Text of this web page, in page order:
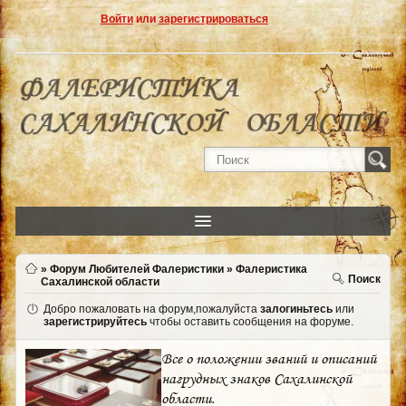
Войтиили зарегистрироваться
» Форум Любителей Фалеристики» Фалеристика
Сахалинской области
Поиск
Добро пожаловать на форум,пожалуйста залогиньтесьили
зарегистрируйтесьчтобы оставить сообщения на форуме.
Все о положении званий и описаний
нагрудных знаков Сахалинской
области.